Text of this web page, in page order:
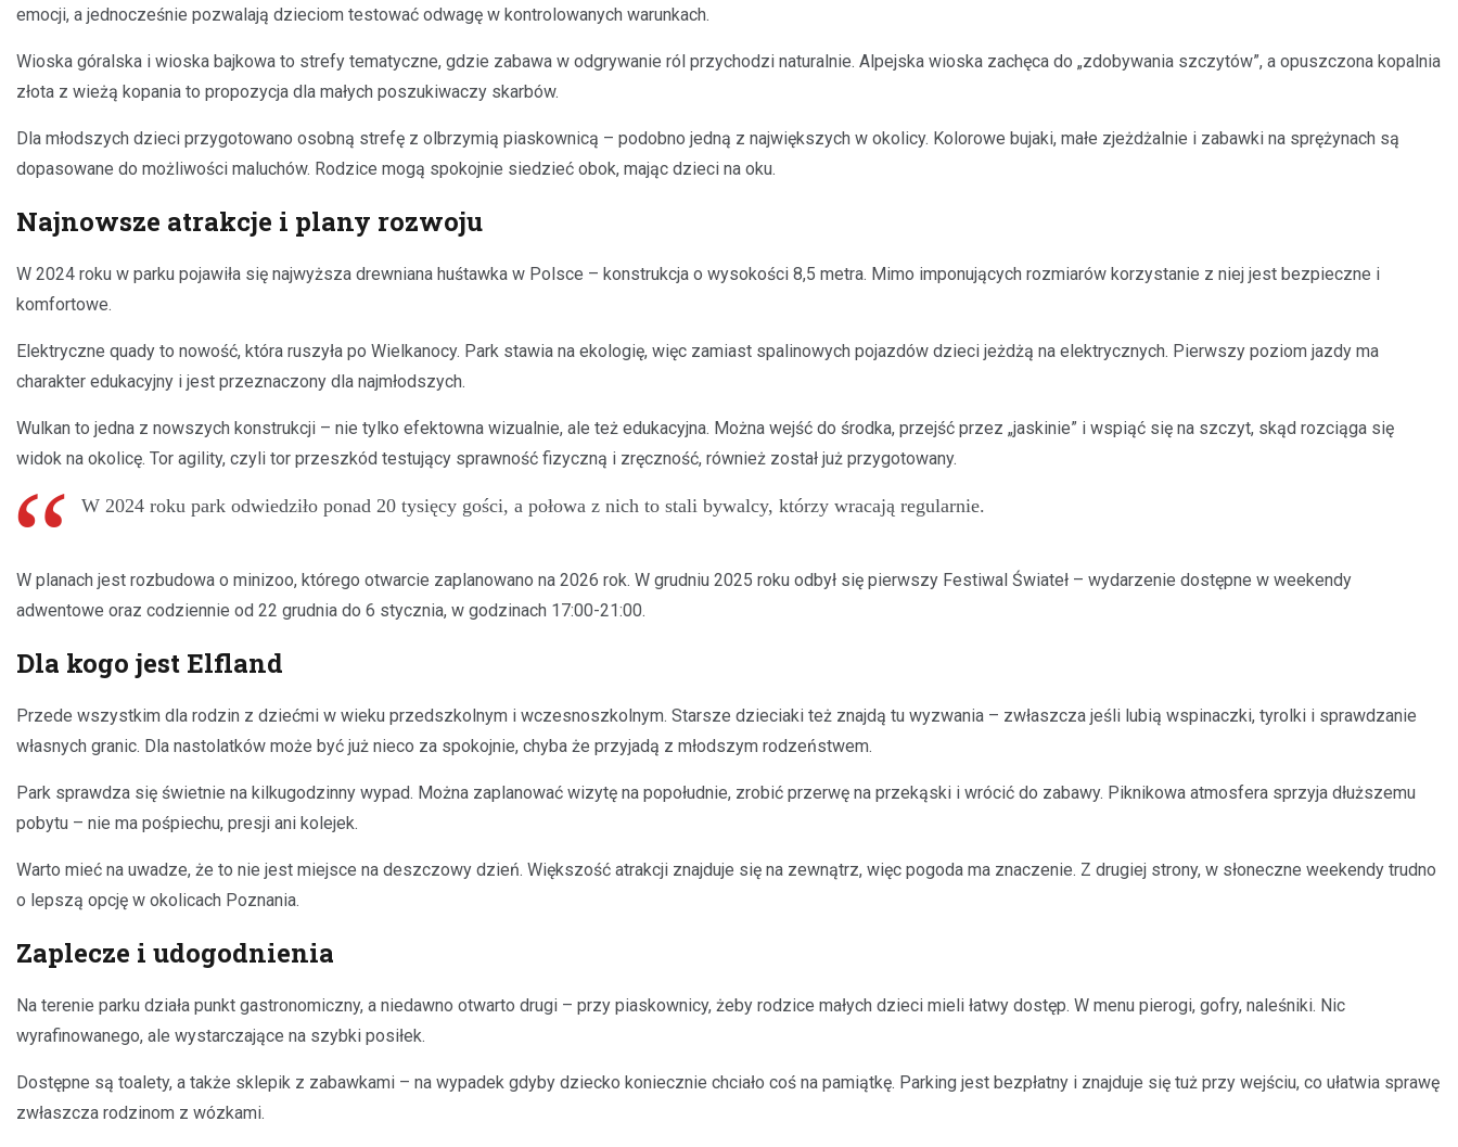
emocji, a jednocześnie pozwalają dzieciom testować odwagę w kontrolowanych warunkach.
Wioska góralska i wioska bajkowa to strefy tematyczne, gdzie zabawa w odgrywanie ról przychodzi naturalnie. Alpejska wioska zachęca do „zdobywania szczytów”, a opuszczona kopalnia
złota z wieżą kopania to propozycja dla małych poszukiwaczy skarbów.
Dla młodszych dzieci przygotowano osobną strefę z olbrzymią piaskownicą – podobno jedną z największych w okolicy. Kolorowe bujaki, małe zjeżdżalnie i zabawki na sprężynach są
dopasowane do możliwości maluchów. Rodzice mogą spokojnie siedzieć obok, mając dzieci na oku.
Najnowsze atrakcje i plany rozwoju
W 2024 roku w parku pojawiła się najwyższa drewniana huśtawka w Polsce – konstrukcja o wysokości 8,5 metra. Mimo imponujących rozmiarów korzystanie z niej jest bezpieczne i
komfortowe.
Elektryczne quady to nowość, która ruszyła po Wielkanocy. Park stawia na ekologię, więc zamiast spalinowych pojazdów dzieci jeżdżą na elektrycznych. Pierwszy poziom jazdy ma
charakter edukacyjny i jest przeznaczony dla najmłodszych.
Wulkan to jedna z nowszych konstrukcji – nie tylko efektowna wizualnie, ale też edukacyjna. Można wejść do środka, przejść przez „jaskinie” i wspiąć się na szczyt, skąd rozciąga się
widok na okolicę. Tor agility, czyli tor przeszkód testujący sprawność fizyczną i zręczność, również został już przygotowany.
W 2024 roku park odwiedziło ponad 20 tysięcy gości, a połowa z nich to stali bywalcy, którzy wracają regularnie.
W planach jest rozbudowa o minizoo, którego otwarcie zaplanowano na 2026 rok. W grudniu 2025 roku odbył się pierwszy Festiwal Świateł – wydarzenie dostępne w weekendy
adwentowe oraz codziennie od 22 grudnia do 6 stycznia, w godzinach 17:00-21:00.
Dla kogo jest Elfland
Przede wszystkim dla rodzin z dziećmi w wieku przedszkolnym i wczesnoszkolnym. Starsze dzieciaki też znajdą tu wyzwania – zwłaszcza jeśli lubią wspinaczki, tyrolki i sprawdzanie
własnych granic. Dla nastolatków może być już nieco za spokojnie, chyba że przyjadą z młodszym rodzeństwem.
Park sprawdza się świetnie na kilkugodzinny wypad. Można zaplanować wizytę na popołudnie, zrobić przerwę na przekąski i wrócić do zabawy. Piknikowa atmosfera sprzyja dłuższemu
pobytu – nie ma pośpiechu, presji ani kolejek.
Warto mieć na uwadze, że to nie jest miejsce na deszczowy dzień. Większość atrakcji znajduje się na zewnątrz, więc pogoda ma znaczenie. Z drugiej strony, w słoneczne weekendy trudno
o lepszą opcję w okolicach Poznania.
Zaplecze i udogodnienia
Na terenie parku działa punkt gastronomiczny, a niedawno otwarto drugi – przy piaskownicy, żeby rodzice małych dzieci mieli łatwy dostęp. W menu pierogi, gofry, naleśniki. Nic
wyrafinowanego, ale wystarczające na szybki posiłek.
Dostępne są toalety, a także sklepik z zabawkami – na wypadek gdyby dziecko koniecznie chciało coś na pamiątkę. Parking jest bezpłatny i znajduje się tuż przy wejściu, co ułatwia sprawę
zwłaszcza rodzinom z wózkami.